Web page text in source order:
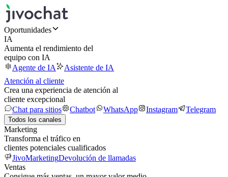
Oportunidades
IA
Aumenta el rendimiento del
equipo con IA
Agente de IA
Asistente de IA
Atención al cliente
Crea una experiencia de atención al
cliente excepcional
Chat para sitios
Chatbot WhatsApp Instagram Telegram
Todos los canales
Marketing
Transforma el tráfico en
clientes potenciales cualificados
JivoMarketingDevolución de llamadas
Ventas